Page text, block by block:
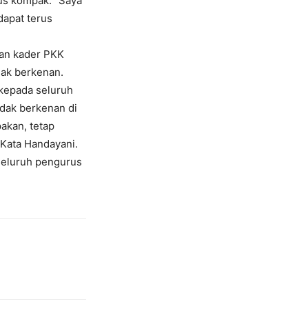
terus
kader PKK
berkenan.
seluruh
berkenan di
tetap
Handayani.
pengurus